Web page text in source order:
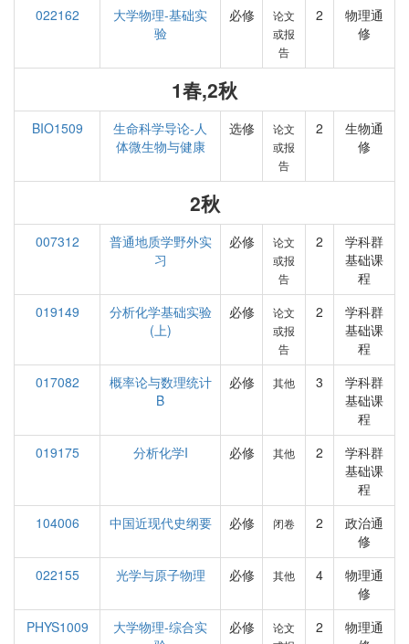
022162
大学物理-基础实
验
必修
论文
或报
告
2
物理通
修
1春,2秋
BIO1509
生命科学导论-人
体微生物与健康
选修
论文
或报
告
2
生物通
修
2秋
007312
普通地质学野外实
习
必修
论文
或报
告
2
学科群
基础课
程
019149
分析化学基础实验
(上)
必修
论文
或报
告
2
学科群
基础课
程
017082
概率论与数理统计
B
必修 其他 3
学科群
基础课
程
019175
分析化学I 必修 其他 2
学科群
基础课
程
104006
中国近现代史纲要 必修 闭卷 2
政治通
修
022155
光学与原子物理 必修 其他 4
物理通
修
PHYS1009
大学物理-综合实
必修
论文
2
物理通